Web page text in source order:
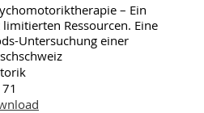
– Ein
Ressourcen. Eine
Untersuchung einer
71